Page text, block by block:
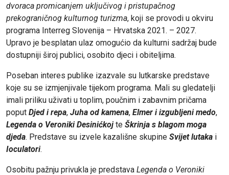
dvoraca promicanjem uključivog i pristupačnog
prekograničnog kulturnog turizma, koji se provodi u okviru
programa Interreg Slovenija – Hrvatska 2021. – 2027.
Upravo je besplatan ulaz omogućio da kulturni sadržaj bude
dostupniji široj publici, osobito djeci i obiteljima.
Poseban interes publike izazvale su lutkarske predstave
koje su se izmjenjivale tijekom programa. Mali su gledatelji
imali priliku uživati u toplim, poučnim i zabavnim pričama
poput Djed i repa, Juha od kamena, Elmer i izgubljeni medo,
Legenda o Veroniki Desinićkojte Škrinja s blagom moga
djeda. Predstave su izvele kazališne skupine Svijet lutaka i
Ioculatori.
Osobitu pažnju privukla je predstava Legenda o Veroniki